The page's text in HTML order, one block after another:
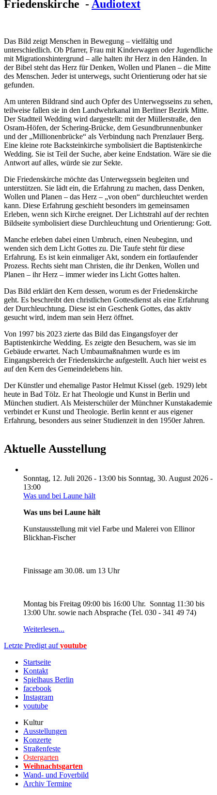
Friedenskirche - Audiotext
Das Bild zeigt Menschen in Bewegung – vielfältig und
unterschiedlich. Ob Pfarrer, Frau mit Kinderwagen oder Jugendliche
mit Migrationshintergrund – alle halten ihr Herz in den Händen. In
der Bibel steht das Herz für Denken, Wollen und Planen – die Mitte
des Menschen. Jeder ist unterwegs, sucht Orientierung oder hat sie
gefunden.
Am unteren Bildrand sind auch Opfer des Unterwegsseins zu sehen,
teilweise fallen sie in den Landwehrkanal im Berliner Bezirk Mitte.
Der Stadtteil Wedding wird dargestellt: mit der Müllerstraße, den
Osram-Höfen, der Schering-Brücke, dem Gesundbrunnenbunker
und der „Millionenbrücke“ als Verbindung nach Prenzlauer Berg.
Eine kleine rote Backsteinkirche symbolisiert die Baptistenkirche
Wedding. Sie ist Teil der Suche, aber keine Endstation. Wäre sie die
Antwort auf alles, würde sie zur Sekte.
Die Friedenskirche möchte das Unterwegssein begleiten und
unterstützen. Sie lädt ein, die Erfahrung zu machen, dass Denken,
Wollen und Planen – das Herz – „von oben“ durchleuchtet werden
kann. Diese Erfahrung geschieht besonders im gemeinsamen
Erleben, wenn sich Kirche ereignet. Der Lichtstrahl auf der rechten
Bildseite symbolisiert diese Durchleuchtung und Orientierung: Gott.
Manche erleben dabei einen Umbruch, einen Neubeginn, und
wenden sich dem Licht Gottes zu. Die Taufe steht für diese
Erfahrung. Es ist kein einmaliger Akt, sondern ein fortlaufender
Prozess. Rechts sieht man Christen, die ihr Denken, Wollen und
Planen – ihr Herz – immer wieder ins Licht Gottes halten.
Das Bild erklärt den Kern dessen, worum es der Friedenskirche
geht. Es beschreibt den christlichen Gottesdienst als eine Erfahrung
der Durchleuchtung. Diese ist ein Geschenk Gottes, das aktiv
gesucht wird, indem man sein Herz öffnet.
Von 1997 bis 2023 zierte das Bild das Eingangsfoyer der
Baptistenkirche Wedding. Es zeigte den Besuchern, was sie im
Gebäude erwartet. Nach Umbaumaßnahmen wurde es im
Eingangsbereich der Friedenskirche aufgestellt. Auch hier weist es
auf den Kern des Gemeindelebens hin.
Der Künstler und ehemalige Pastor Helmut Kissel (geb. 1929) lebt
heute in Bad Tölz. Er hat Theologie und Kunst in Berlin und
München studiert. Als Meisterschüler der Münchner Kunstakademie
verbindet er Kunst und Theologie. Berlin kennt er aus eigener
Erfahrung, besonders aus seiner Studienzeit in den 1950er Jahren.
Aktuelle Ausstellung
Sonntag, 12. Juli 2026 - 13:00 bis Sonntag, 30. August 2026 -
13:00
Was und bei Laune hält
Was uns bei Laune hält
Kunstausstellung mit viel Farbe und Malerei von Ellinor
Blickhan-Fischer
Finissage am 30.08. um 13 Uhr
Montag bis Freitag 09:00 bis 16:00 Uhr. Sonntag 11:30 bis
13:00 Uhr. sowie nach Absprache (Tel. 030 - 341 49 74)
Weiterlesen...
Letzte Predigt auf youtube
Startseite
Kontakt
Spielhaus Berlin
facebook
Instagram
youtube
Kultur
Ausstellungen
Konzerte
Straßenfeste
Ostergarten
Weihnachtsgarten
Wand- und Foyerbild
Archiv Termine